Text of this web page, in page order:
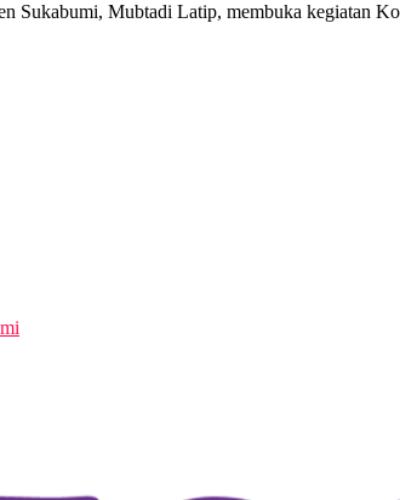
Mubtadi Latip, membuka kegiatan